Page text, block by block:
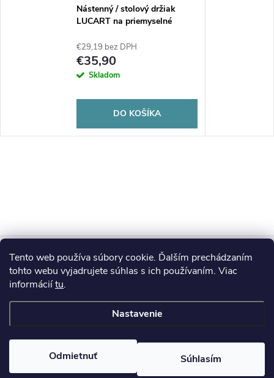
Tento web používa súbory cookie. Ďalším prechádzaním
tohto webu vyjadrujete súhlas s ich používaním. Viac
informáciítu.
Nastavenie
Odmietnuť Súhlasím
Nástenný / stolový držiak
LUCART na priemyselné
€29,19 bez DPH
€35,90
Skladom
DO KOŠÍKA
Z
á
p
ä
Blog
Informácie pre vás
. Všetky práva vyhradené.